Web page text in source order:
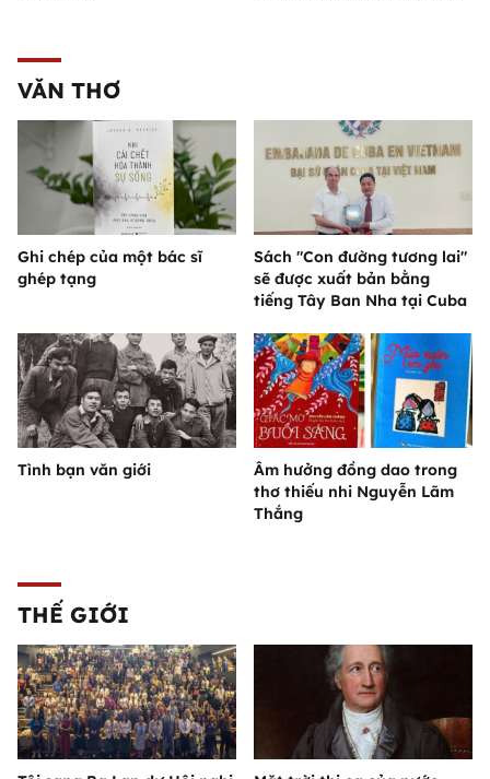
VĂN THƠ
Ghi chép của một bác sĩ
ghép tạng
Sách "Con đường tương lai"
sẽ được xuất bản bằng
tiếng Tây Ban Nha tại Cuba
Tình bạn văn giới
Âm hưởng đồng dao trong
thơ thiếu nhi Nguyễn Lãm
Thắng
THẾ GIỚI